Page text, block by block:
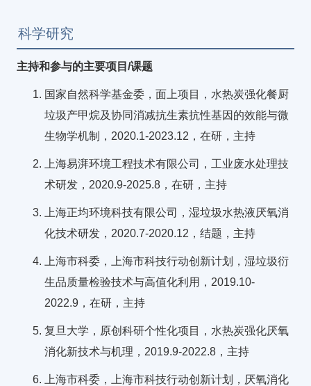
科学研究
主持和参与的主要项目/课题
国家自然科学基金委，面上项目，水热炭强化餐厨
垃圾产甲烷及协同消减抗生素抗性基因的效能与微
生物学机制，2020.1-2023.12，在研，主持
上海易湃环境工程技术有限公司，工业废水处理技
术研发，2020.9-2025.8，在研，主持
上海正均环境科技有限公司，湿垃圾水热液厌氧消
化技术研发，2020.7-2020.12，结题，主持
上海市科委，上海市科技行动创新计划，湿垃圾衍
生品质量检验技术与高值化利用，2019.10-
2022.9，在研，主持
复旦大学，原创科研个性化项目，水热炭强化厌氧
消化新技术与机理，2019.9-2022.8，主持
上海市科委，上海市科技行动创新计划，厌氧消化